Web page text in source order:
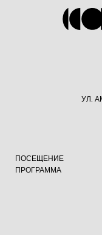
УЛ.
ПОСЕЩЕНИЕ
ПРОГРАММА